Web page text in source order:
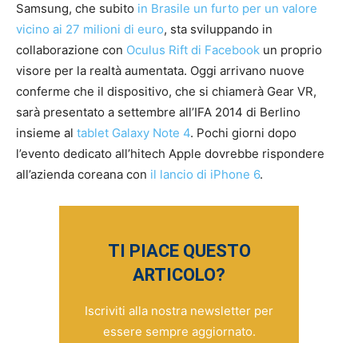
Samsung, che subito in Brasile un furto per un valore
vicino ai 27 milioni di euro, sta sviluppando in
collaborazione con Oculus Rift di Facebook un proprio
visore per la realtà aumentata. Oggi arrivano nuove
conferme che il dispositivo, che si chiamerà Gear VR,
sarà presentato a settembre all’IFA 2014 di Berlino
insieme al tablet Galaxy Note 4. Pochi giorni dopo
l’evento dedicato all’hitech Apple dovrebbe rispondere
all’azienda coreana con il lancio di iPhone 6.
TI PIACE QUESTO
ARTICOLO?
Iscriviti alla nostra newsletter per
essere sempre aggiornato.